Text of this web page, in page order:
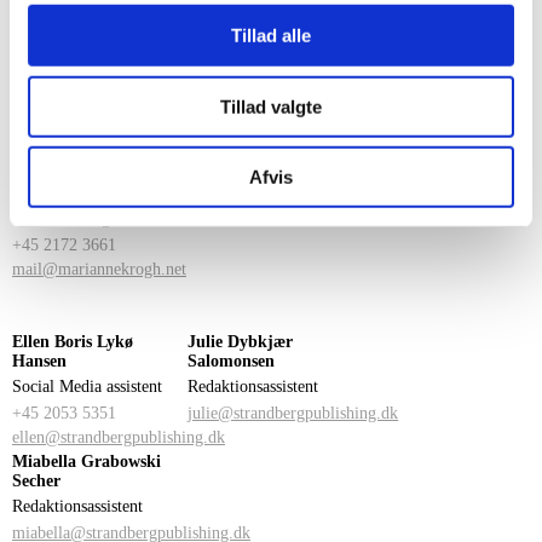
Tillad alle
Tillad valgte
Afvis
+45 2984 3081
Ekstern forlagsredaktør
+45 2214 0909
lilvadschou@gmail.com
+45 2172 3661
mail@mariannekrogh.net
Ellen Boris Lykø
Hansen
Social Media assistent
+45 2053 5351
ellen@strandbergpublishing.dk
Julie Dybkjær
Salomonsen
Redaktionsassistent
julie@strandbergpublishing.dk
Miabella Grabowski
Secher
Redaktionsassistent
miabella@strandbergpublishing.dk